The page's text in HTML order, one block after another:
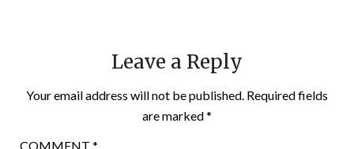
Leave a Reply
Your email address will not be published. Required fields
are marked*
COMMENT *